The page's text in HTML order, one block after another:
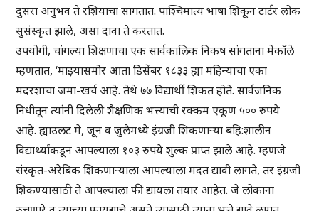
दुसरा अनुभव ते रशियाचा सांगतात. पाश्चिमात्य भाषा शिकून टार्टर लोक
सुसंस्कृत झाले, असा दावा ते करतात.
उपयोगी, चांगल्या शिक्षणाचा एक सार्वकालिक निकष सांगताना मेकॉले
म्हणतात, ‘माझ्यासमोर आता डिसेंबर १८३३ ह्या महिन्याचा एका
मदरशाचा जमा-खर्च आहे. तेथे ७७ विद्यार्थी शिकत होते. सार्वजनिक
निधीतून त्यांनी दिलेली शैक्षणिक भत्त्याची रक्कम एकूण ५०० रुपये
आहे. ह्याउलट मे, जून व जुलैमध्ये इंग्रजी शिकणाऱ्या बहि:शालीन
विद्यार्थ्यांकडून आपल्याला १०३ रुपये शुल्क प्राप्त झाले आहे. म्हणजे
संस्कृत-अरेबिक शिकणाऱ्याला आपल्याला मदत द्यावी लागते, तर इंग्रजी
शिकण्यासाठी ते आपल्याला फी द्यायला तयार आहेत. जे लोकांना